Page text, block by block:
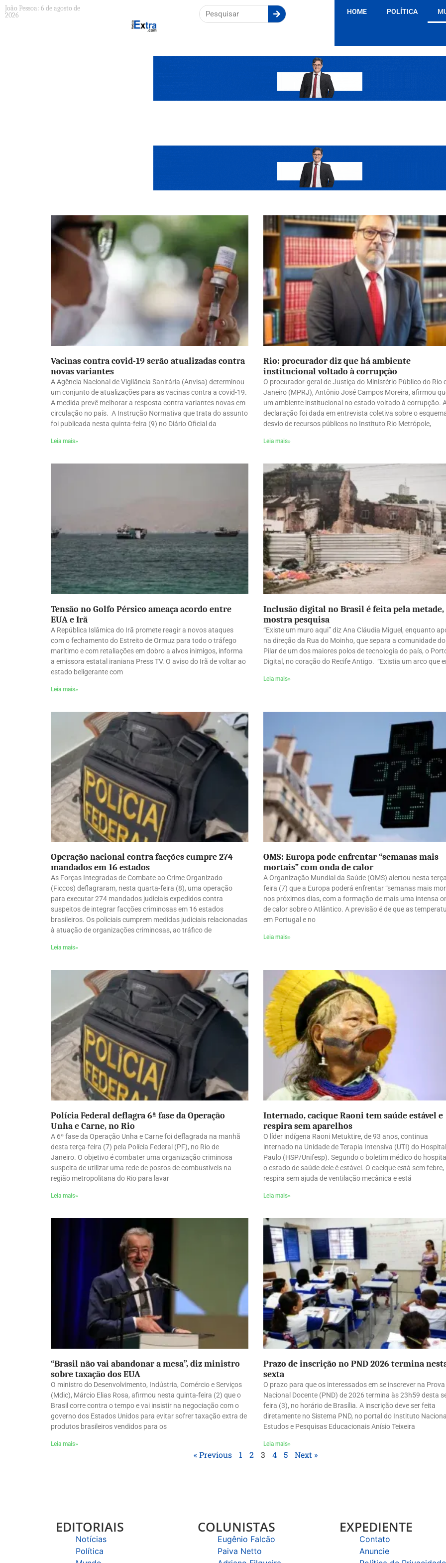
João Pessoa: 6 de agosto de
2026
HOME POLÍTICA
Vacinas contra covid-19 serão atualizadas contra
novas variantes
A Agência Nacional de Vigilância Sanitária (Anvisa) determinou
um conjunto de atualizações para as vacinas contra a covid-19.
A medida prevê melhorar a resposta contra variantes novas em
circulação no país. A Instrução Normativa que trata do assunto
foi publicada nesta quinta-feira (9) no Diário Oficial da
Leia mais»
Rio: procurador diz que há ambiente
institucional voltado à corrupção
O procurador-geral de Justiça do Ministério Público do Rio
Janeiro (MPRJ), Antônio José Campos Moreira, afirmou
um ambiente institucional no estado voltado à corrupção.
declaração foi dada em entrevista coletiva sobre o
desvio de recursos públicos no Instituto Rio Metrópole,
Leia mais»
Tensão no Golfo Pérsico ameaça acordo entre
EUA e Irã
A República Islâmica do Irã promete reagir a novos ataques
com o fechamento do Estreito de Ormuz para todo o tráfego
marítimo e com retaliações em dobro a alvos inimigos, informa
a emissora estatal iraniana Press TV. O aviso do Irã de voltar ao
estado beligerante com
Leia mais»
Inclusão digital no Brasil é feita pela metade,
mostra pesquisa
“Existe um muro aqui” diz Ana Cláudia Miguel, enquanto
na direção da Rua do Moinho, que separa a comunidade do
Pilar de um dos maiores polos de tecnologia do país, o
Digital, no coração do Recife Antigo. “Existia um arco que
Leia mais»
Operação nacional contra facções cumpre 274
mandados em 16 estados
As Forças Integradas de Combate ao Crime Organizado
(Ficcos) deflagraram, nesta quarta-feira (8), uma operação
para executar 274 mandados judiciais expedidos contra
suspeitos de integrar facções criminosas em 16 estados
brasileiros. Os policiais cumprem medidas judiciais relacionadas
à atuação de organizações criminosas, ao tráfico de
Leia mais»
OMS: Europa pode enfrentar “semanas mais
mortais” com onda de calor
A Organização Mundial da Saúde (OMS) alertou nesta
feira (7) que a Europa poderá enfrentar “semanas mais
nos próximos dias, com a formação de mais uma intensa
de calor sobre o Atlântico. A previsão é de que as
em Portugal e no
Leia mais»
Polícia Federal deflagra 6ª fase da Operação
Unha e Carne, no Rio
A 6ª fase da Operação Unha e Carne foi deflagrada na manhã
desta terça-feira (7) pela Polícia Federal (PF), no Rio de
Janeiro. O objetivo é combater uma organização criminosa
suspeita de utilizar uma rede de postos de combustíveis na
região metropolitana do Rio para lavar
Leia mais»
Internado, cacique Raoni tem saúde estável e
respira sem aparelhos
O líder indígena Raoni Metuktire, de 93 anos, continua
internado na Unidade de Terapia Intensiva (UTI) do
Paulo (HSP/Unifesp). Segundo o boletim médico do
o estado de saúde dele é estável. O cacique está sem febre,
respira sem ajuda de ventilação mecânica e está
Leia mais»
“Brasil não vai abandonar a mesa”, diz ministro
sobre taxação dos EUA
O ministro do Desenvolvimento, Indústria, Comércio e Serviços
(Mdic), Márcio Elias Rosa, afirmou nesta quinta-feira (2) que o
Brasil corre contra o tempo e vai insistir na negociação com o
governo dos Estados Unidos para evitar sofrer taxação extra de
produtos brasileiros vendidos para os
Leia mais»
Prazo de inscrição no PND 2026 termina
sexta
O prazo para que os interessados em se inscrever na Prova
Nacional Docente (PND) de 2026 termina às 23h59 desta
feira (3), no horário de Brasília. A inscrição deve ser feita
diretamente no Sistema PND, no portal do Instituto
Estudos e Pesquisas Educacionais Anísio Teixeira
Leia mais»
« Previous 1 2 3 4 5 Next »
EDITORIAIS
Notícias
Política
COLUNISTAS
Eugênio Falcão
Paiva Netto
EXPEDIENTE
Contato
Anuncie